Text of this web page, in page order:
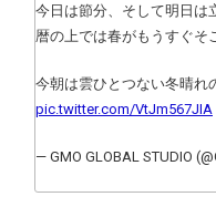
今日は節分、そして明日は
暦の上では春がもうすぐそ
今朝は雲ひとつない冬晴れ
pic.twitter.com/VtJm567JIA
— GMO GLOBAL STUDIO